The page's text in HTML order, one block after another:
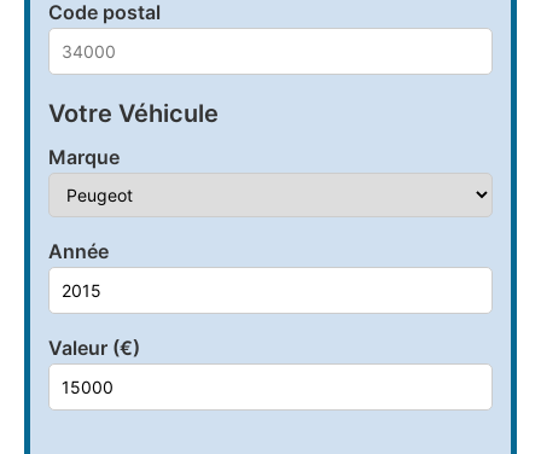
Code postal
Votre Véhicule
Marque
Année
Valeur (€)